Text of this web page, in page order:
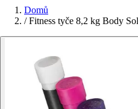
Domů
/ Fitness tyče 8,2 kg Body